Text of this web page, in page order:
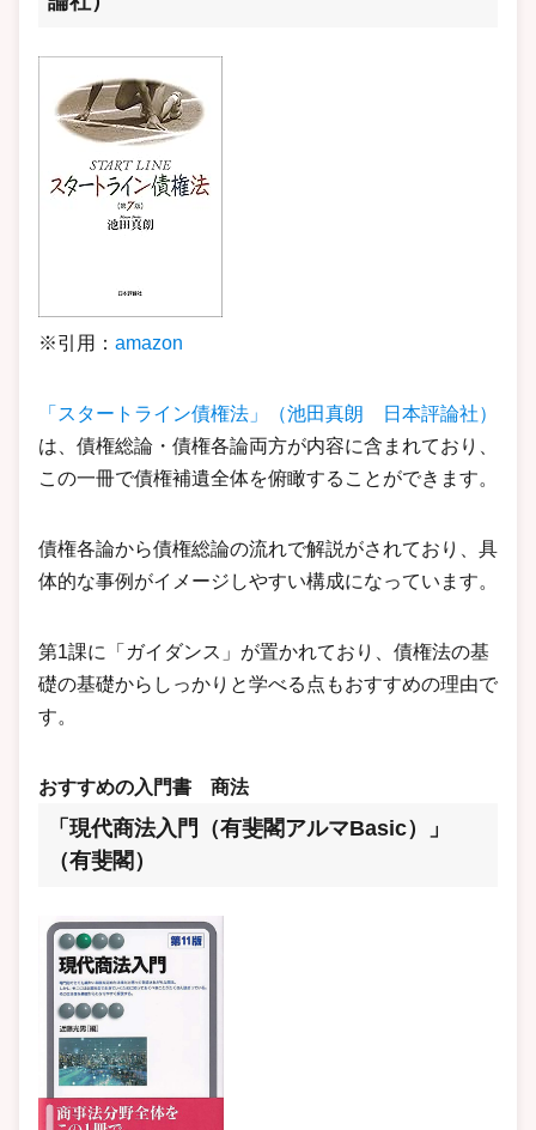
※引用： amazon
「スタートライン債権法」（池田真朗 日本評論社）
は、債権総論・債権各論両方が内容に含まれており、
この一冊で債権補遺全体を俯瞰することができます。
債権各論から債権総論の流れで解説がされており、具
体的な事例がイメージしやすい構成になっています。
第1課に「ガイダンス」が置かれており、債権法の基
礎の基礎からしっかりと学べる点もおすすめの理由で
す。
おすすめの入門書 商法
「現代商法入門（有斐閣アルマBasic）」
（有斐閣）